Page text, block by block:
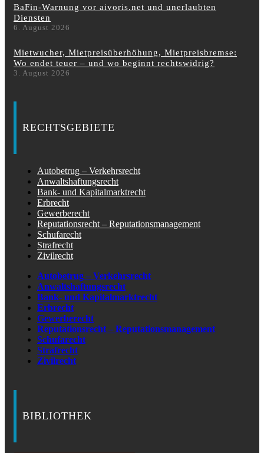
BaFin-Warnung vor aivoris.net und unerlaubten
Diensten
6. August 2026
Mietwucher, Mietpreisüberhöhung, Mietpreisbremse:
Wo endet teuer – und wo beginnt rechtswidrig?
3. August 2026
RECHTSGEBIETE
Autobetrug – Verkehrsrecht
Anwaltshaftungsrecht
Bank- und Kapitalmarktrecht
Erbrecht
Gewerberecht
Reputationsrecht – Reputationsmanagement
Schufarecht
Strafrecht
Zivilrecht
Autobetrug – Verkehrsrecht
Anwaltshaftungsrecht
Bank- und Kapitalmarktrecht
Erbrecht
Gewerberecht
Reputationsrecht – Reputationsmanagement
Schufarecht
Strafrecht
Zivilrecht
BIBLIOTHEK